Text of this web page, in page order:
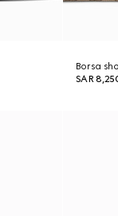
Borsa
SAR